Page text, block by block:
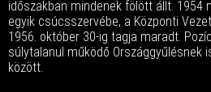
időszakban mindenek fölött állt. 1954
egyik csúcsszervébe, a Központi
1956. október 30-ig tagja maradt.
súlytalanul működő Országgyűlésnek
között.